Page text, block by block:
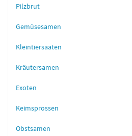
Pilzbrut
Gemüsesamen
Kleintiersaaten
Kräutersamen
Exoten
Keimsprossen
Obstsamen